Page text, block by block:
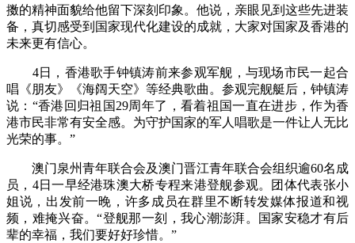
擞的精神面貌给他留下深刻印象。他说，亲眼见到这些先进装
备，真切感受到国家现代化建设的成就，大家对国家及香港的
未来更有信心。
4日，香港歌手钟镇涛前来参观军舰，与现场市民一起合
唱《朋友》《海阔天空》等经典歌曲。参观完舰艇后，钟镇涛
说：“香港回归祖国29周年了，看着祖国一直在进步，作为香
港市民非常有安全感。为守护国家的军人唱歌是一件让人无比
光荣的事。”
澳门泉州青年联合会及澳门晋江青年联合会组织逾60名成
员，4日一早经港珠澳大桥专程来港登舰参观。团体代表张小
姐说，出发前一晚，许多成员在群里不断转发媒体报道和视
频，难掩兴奋。“登舰那一刻，我心潮澎湃。国家安稳才有后
辈的幸福，我们要好好珍惜。”